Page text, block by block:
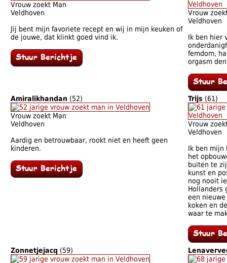
Vrouw zoekt Man
Veldhoven
Jij bent mijn favoriete recept en wij in mijn keuken of
de jouwe, dat klinkt goed vind ik.
Vrouw
Veldhoven
Ik ben hier
femdom,
orgasm
Amiralikhandan (52)
Vrouw zoekt Man
Veldhoven
Aardig en betrouwbaar, rookt niet en heeft geen
kinderen.
Trijs (61)
Vrouw
Veldhoven
Ik ben mijn
het
buiten te
kunst en
nog nooit
Hollanders
een
koken en
waar te
Zonnetjejacq (59)